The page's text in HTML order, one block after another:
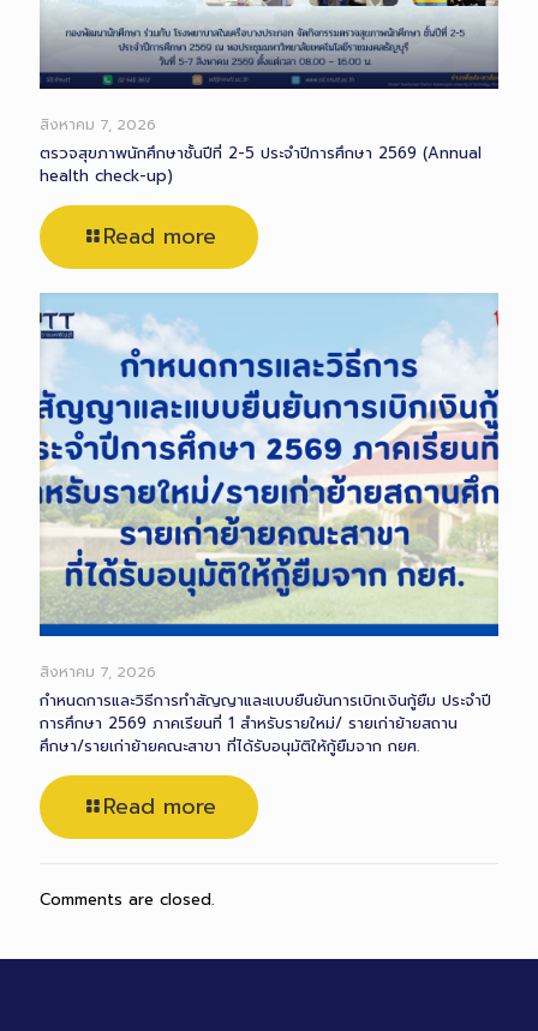
สิงหาคม 7, 2026
ตรวจสุขภาพนักศึกษาชั้นปีที่ 2-5 ประจำปีการศึกษา 2569 (Annual
health check-up)
Read more
สิงหาคม 7, 2026
กำหนดการและวิธีการทำสัญญาและแบบยืนยันการเบิกเงินกู้ยืม ประจำปี
การศึกษา 2569 ภาคเรียนที่ 1 สำหรับรายใหม่/ รายเก่าย้ายสถาน
ศึกษา/รายเก่าย้ายคณะสาขา ที่ได้รับอนุมัติให้กู้ยืมจาก กยศ.
Read more
Comments are closed.